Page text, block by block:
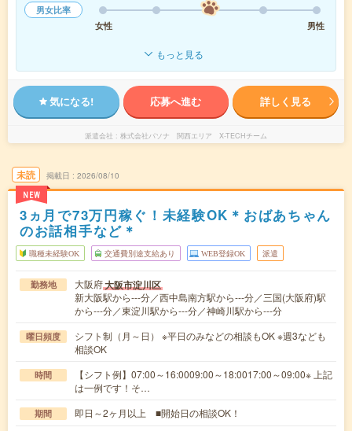
男女比率
女性
男性
もっと見る
気になる! 応募へ進む 詳しく見る
派遣会社 株式会社パソナ 関西エリア X-TECHチーム
未読
NEW
掲載日 2026/08/10
3ヵ月で73万円稼ぐ！未経験OK＊おばあちゃん
のお話相手など＊
職種未経験OK 交通費別途支給あり WEB登録OK 派遣
勤務地 大阪府大阪市淀川区
新大阪駅から---分／西中島南方駅から---分／三国(大阪府)駅
から---分／東淀川駅から---分／神崎川駅から---分
曜日頻度
シフト制（月～日） ※平日のみなどの相談もOK ※週3なども
相談OK
時間
【シフト例】07:00～16:0009:00～18:0017:00～09:00※ 上記
は一例です！そ…
期間 即日～2ヶ月以上 ■開始日の相談OK！